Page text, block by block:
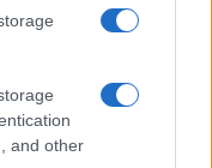
and other
Olbia ombelico del
la vicesindaco: